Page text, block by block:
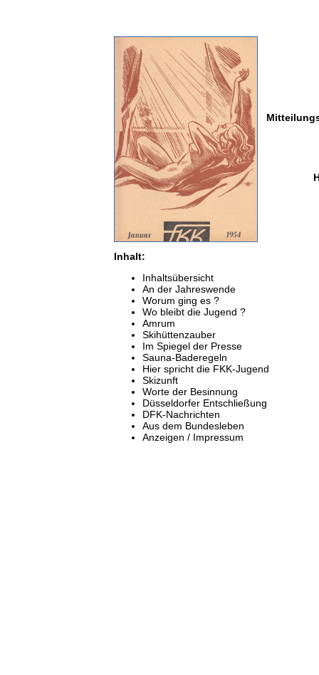
Inhalt:
Inhaltsübersicht
An der Jahreswende
Worum ging es ?
Wo bleibt die Jugend ?
Amrum
Skihüttenzauber
Im Spiegel der Presse
Sauna-Baderegeln
Hier spricht die FKK-Jugend
Skizunft
Worte der Besinnung
Düsseldorfer Entschließung
DFK-Nachrichten
Aus dem Bundesleben
Anzeigen / Impressum